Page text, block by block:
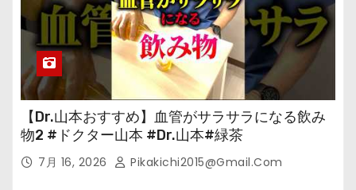
【Dr.山本おすすめ】血管がサラサラになる飲み
物2 #ドクター山本 #Dr.山本#緑茶
7月 16, 2026 Pikakichi2015@gmail.com